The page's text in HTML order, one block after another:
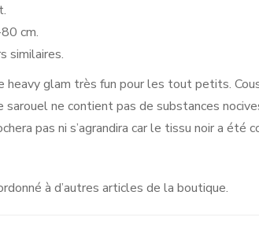
cm.
similaires.
glam très fun pour les tout petits.
ne contient pas de substances
pas ni s’agrandira car le tissu noir a été
à d’autres articles de la boutique.